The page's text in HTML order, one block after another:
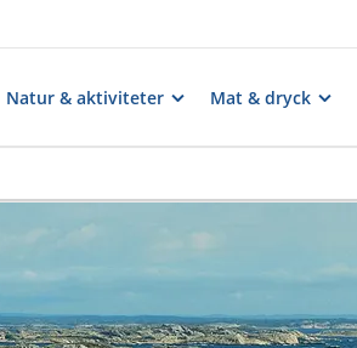
Natur & aktiviteter Mat & dryck